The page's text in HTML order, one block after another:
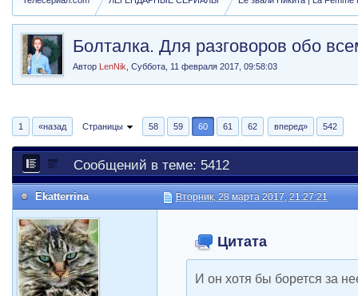
Болталка. Для разговоров обо
Автор LenNik ,Суббота, 11 февраля 2017, 09:58:03
1 «назад Страницы 58 59 60 61 62 вперед» 542
Сообщений в теме: 5412
Ekatterrina Вторник, 28 марта 2017, 21:27:21
Цитата
И он хотя бы борется за